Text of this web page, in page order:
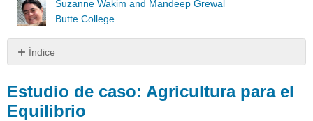
Suzanne Wakim and Mandeep Grewal
Butte College
Índice
de
caso:
Agricultura
Estudio de caso: Agricultura para el
Equilibrio